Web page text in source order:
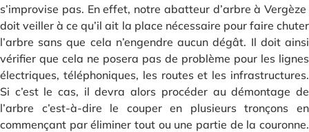
s’improvise pas. En effet, notre abatteur d’arbre à Vergèze
doit veiller à ce qu’il ait la place nécessaire pour faire chuter
l’arbre sans que cela n’engendre aucun dégât. Il doit ainsi
vérifier que cela ne posera pas de problème pour les lignes
électriques, téléphoniques, les routes et les infrastructures.
Si c’est le cas, il devra alors procéder au démontage de
l’arbre c’est-à-dire le couper en plusieurs tronçons en
commençant par éliminer tout ou une partie de la couronne.